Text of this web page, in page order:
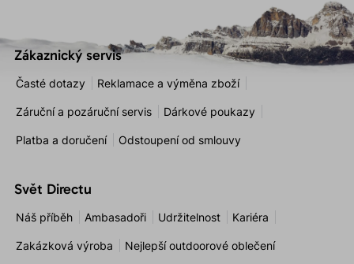
Zákaznický servis
Časté dotazy Reklamace a výměna zboží
Záruční a pozáruční servis Dárkové poukazy
Platba a doručení Odstoupení od smlouvy
Svět Directu
Náš příběh Ambasadoři Udržitelnost Kariéra
Zakázková výroba Nejlepší outdoorové oblečení